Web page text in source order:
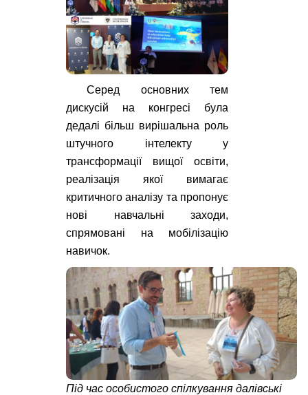
Серед основних тем
дискусій на конгресі була
дедалі більш вирішальна роль
штучного інтелекту у
трансформації вищої освіти,
реалізація якої вимагає
критичного аналізу та пропонує
нові навчальні заходи,
спрямовані на мобілізацію
навичок.
Під час особистого спілкування далівські